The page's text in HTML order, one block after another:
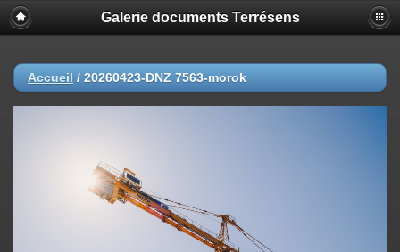
Galerie documents Terrésens
Accueil / 20260423-DNZ 7563-morok